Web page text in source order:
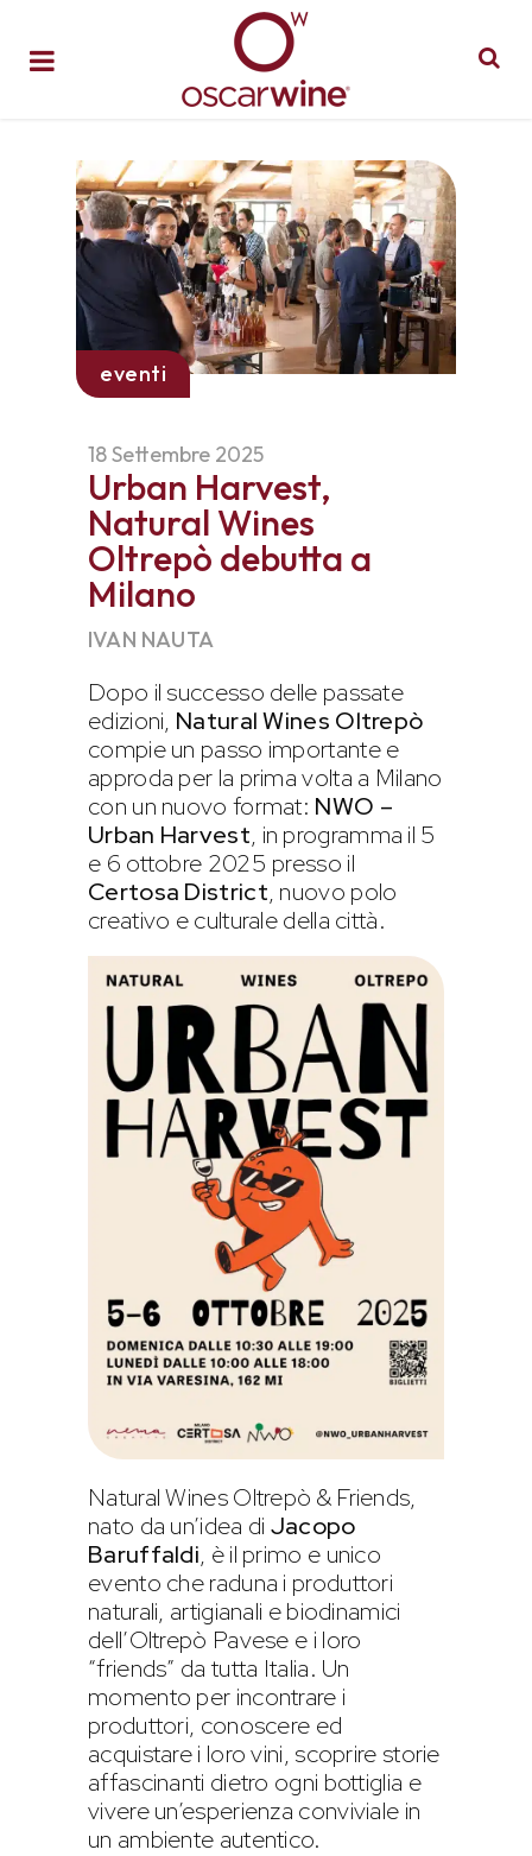
eventi
18 Settembre 2025
Urban Harvest,
Natural Wines
Oltrepò debutta a
Milano
IVAN NAUTA
Dopo il successo delle passate
edizioni, Natural Wines Oltrepò
compie un passo importante e
approda per la prima volta a Milano
con un nuovo format: NWO –
Urban Harvest, in programma il 5
e 6 ottobre 2025 presso il
Certosa District, nuovo polo
creativo e culturale della città.
Natural Wines Oltrepò & Friends,
nato da un’idea di Jacopo
Baruffaldi, è il primo e unico
evento che raduna i produttori
naturali, artigianali e biodinamici
dell’Oltrepò Pavese e i loro
“friends” da tutta Italia. Un
momento per incontrare i
produttori, conoscere ed
acquistare i loro vini, scoprire storie
affascinanti dietro ogni bottiglia e
vivere un’esperienza conviviale in
un ambiente autentico.